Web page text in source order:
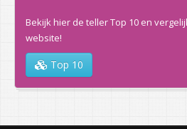
Bekijk hier de teller Top 10 en
website!
Top 10